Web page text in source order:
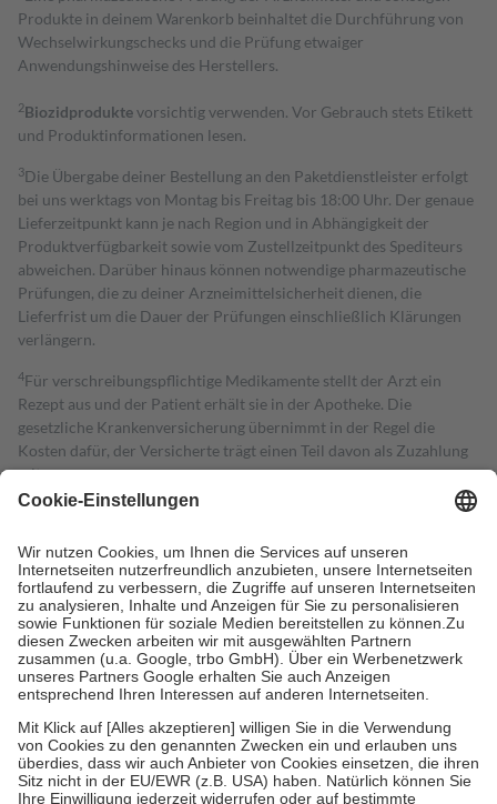
Produkte in deinem Warenkorb beinhaltet die Durchführung von
Wechselwirkungschecks und die Prüfung etwaiger
Anwendungshinweise des Herstellers.
2Biozidproduktevorsichtig verwenden. Vor Gebrauch stets Etikett
und Produktinformationen lesen.
3Die Übergabe deiner Bestellung an den Paketdienstleister erfolgt
bei uns werktags von Montag bis Freitag bis 18:00 Uhr. Der genaue
Lieferzeitpunkt kann je nach Region und in Abhängigkeit der
Produktverfügbarkeit sowie vom Zustellzeitpunkt des Spediteurs
abweichen. Darüber hinaus können notwendige pharmazeutische
Prüfungen, die zu deiner Arzneimittelsicherheit dienen, die
Lieferfrist um die Dauer der Prüfungen einschließlich Klärungen
verlängern.
4Für verschreibungspflichtige Medikamente stellt der Arzt ein
Rezept aus und der Patient erhält sie in der Apotheke. Die
gesetzliche Krankenversicherung übernimmt in der Regel die
Kosten dafür, der Versicherte trägt einen Teil davon als Zuzahlung
mit.
Grundsätzlich leisten Mitglieder Zuzahlungen in Höhe von zehn
höchstens zehn Euro.
Es sind jedoch nie mehr als die tatsächlichen
Kosten der Leistung zu entrichten.
Diese Regeln gelten grundsätzlich auch für Online-Apotheken.
Bei Heilmitteln und häuslicher Krankenpflege beträgt die
Zuzahlung zehn Prozent der Kosten sowie zehn Euro je
Verordnung.
Um das Engagement der Versicherten für ihre eigene Gesundheit zu
stärken und die besondere Stellung der Familie zu unterstützen,
fallenkeine Zuzahlungenan bei:
• Kindern und Jugendlichen bis zum vollendeten 18. Lebensjahr
mit Ausnahme der Fahrkosten
• Untersuchungen zur Vorsorge und Früherkennung, die von der